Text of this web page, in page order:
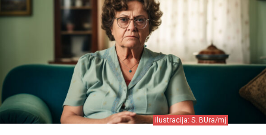
ilustracija: S. BUra/mj